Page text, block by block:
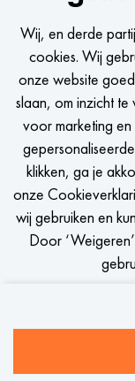
Wij, en derde
cookies. Wij
onze website
slaan, om inzicht
voor marketing
klikken, ga je
onze
wij gebruiken en
Door
Haal dan alles
word een
BEKIJK
CALL-TO-